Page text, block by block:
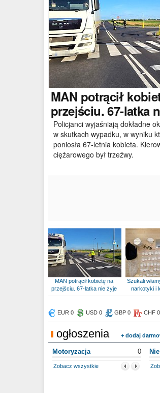
MAN potrącił
przejściu. 67-latka
Policjanci wyjaśniają dokładne
w skutkach wypadku, w wyniku
poniosła 67-letnia kobieta.
ciężarowego był trzeźwy.
MAN potrącił kobietę na
przejściu. 67-latka nie żyje
Szukali
narkotyki i
EUR 0 USD 0 GBP 0 CHF 0
ogłoszenia + dodaj
Motoryzacja 0
Zobacz wszystkie